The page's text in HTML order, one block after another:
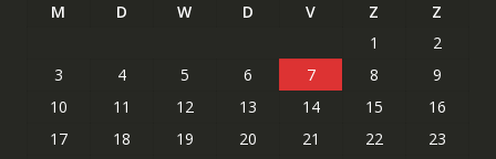
M D W D V Z
Z
1
2
3
4 5 6 7 8
9
10
11 12 13 14 15
16
17
18 19 20 21 22
23